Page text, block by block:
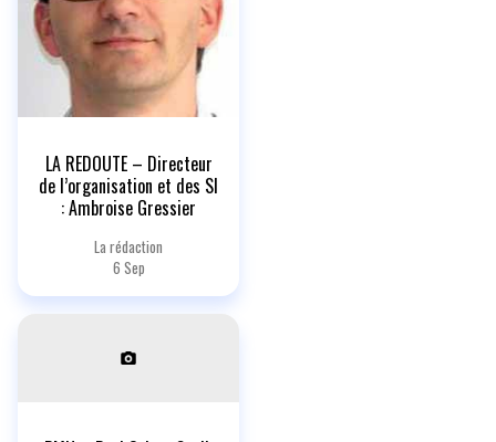
LA REDOUTE – Directeur
de l’organisation et des SI
: Ambroise Gressier
La rédaction
6 Sep